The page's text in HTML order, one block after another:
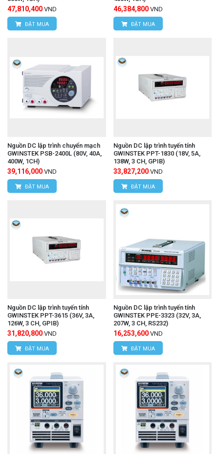
47,810,400 VND
ĐẶT MUA
46,384,800 VND
ĐẶT MUA
Nguồn DC lập trình chuyển mạch
GWINSTEK PSB-2400L (80V, 40A,
400W, 1CH)
39,116,000 VND
ĐẶT MUA
Nguồn DC lập trình tuyến tính
GWINSTEK PPT-1830 (18V, 5A,
138W, 3 CH, GPIB)
33,827,200 VND
ĐẶT MUA
Nguồn DC lập trình tuyến tính
GWINSTEK PPT-3615 (36V, 3A,
126W, 3 CH, GPIB)
31,820,800 VND
ĐẶT MUA
Nguồn DC lập trình tuyến tính
GWINSTEK PPE-3323 (32V, 3A,
207W, 3 CH, RS232)
16,253,600 VND
ĐẶT MUA